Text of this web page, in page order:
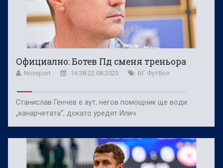
Официално: Ботев Пд сменя треньора
Novsport 16:38 22.08.2023 БГ Футбол
Станислав Генчев е аут, негов помощник ще води
„канарчетата“, докато уредят Илич